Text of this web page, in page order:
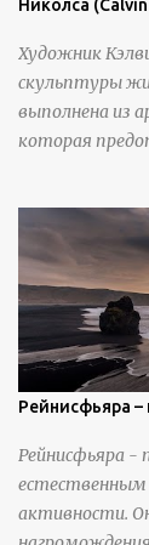
Николса
Художник
скульптуры
выполнена из
которая
инструменты
вылепить
https://
Рейнисфьяра
Рейнисфьяра -
естественным
активности.